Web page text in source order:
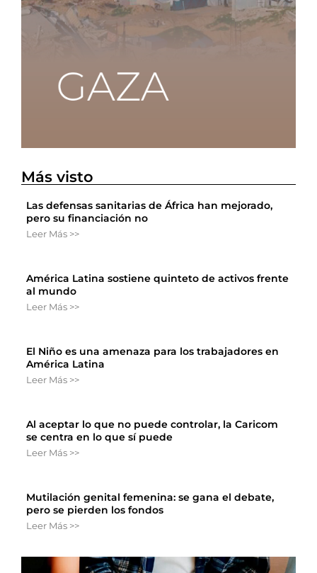
Más visto
Las defensas sanitarias de África han mejorado,
pero su financiación no
Leer Más >>
América Latina sostiene quinteto de activos frente
al mundo
Leer Más >>
El Niño es una amenaza para los trabajadores en
América Latina
Leer Más >>
Al aceptar lo que no puede controlar, la Caricom
se centra en lo que sí puede
Leer Más >>
Mutilación genital femenina: se gana el debate,
pero se pierden los fondos
Leer Más >>